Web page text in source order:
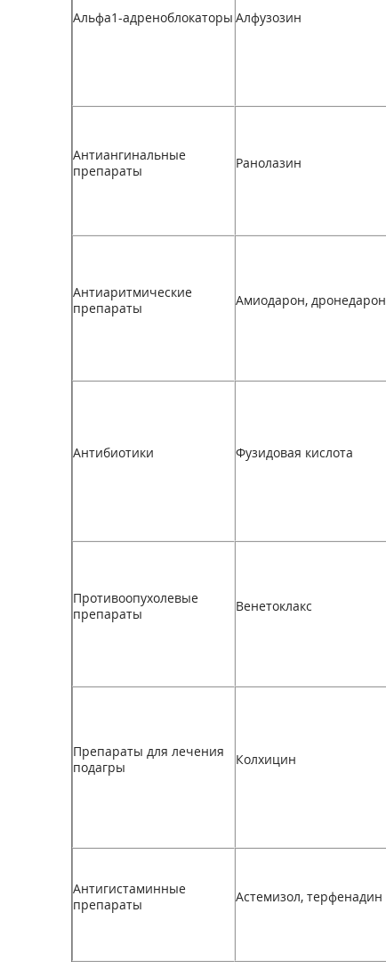
Альфа1-адреноблокаторы Алфузозин
Антиангинальные
препараты
Ранолазин
Антиаритмические
препараты
Амиодарон, дронедарон
Антибиотики Фузидовая кислота
Противоопухолевые
препараты
Венетоклакс
Препараты для лечения
подагры
Колхицин
Антигистаминные
препараты
Астемизол, терфенадин